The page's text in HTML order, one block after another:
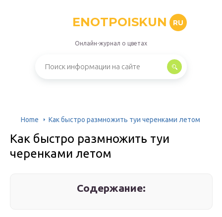
ENOTPOISKUN RU
Онлайн-журнал о цветах
Home Как быстро размножить туи черенками летом
Как быстро размножить туи
черенками летом
Содержание: